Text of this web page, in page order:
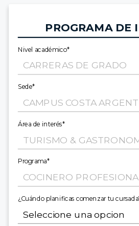
PROGRAMA DE
Nivel académico*
Sede*
Área de interés*
Programa*
¿Cuándo planificas comenzar tu